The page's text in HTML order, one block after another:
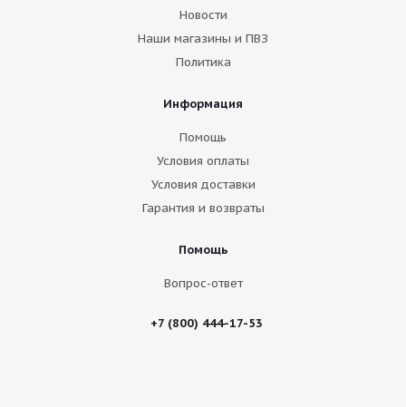
Новости
Наши магазины и ПВЗ
Политика
Информация
Помощь
Условия оплаты
Условия доставки
Гарантия и возвраты
Помощь
Вопрос-ответ
+7 (800) 444-17-53